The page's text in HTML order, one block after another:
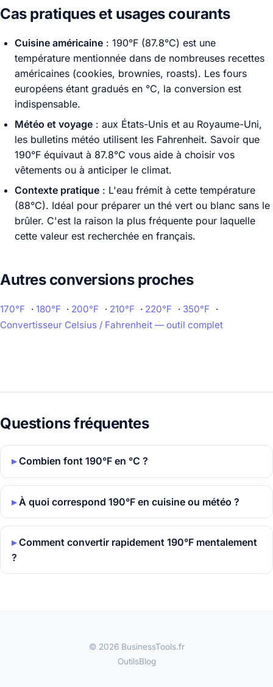
Cas pratiques et usages courants
Cuisine américaine : 190°F (87.8°C) est une
température mentionnée dans de nombreuses recettes
américaines (cookies, brownies, roasts). Les fours
européens étant gradués en °C, la conversion est
indispensable.
Météo et voyage : aux États-Unis et au Royaume-Uni,
les bulletins météo utilisent les Fahrenheit. Savoir que
190°F équivaut à 87.8°C vous aide à choisir vos
vêtements ou à anticiper le climat.
Contexte pratique : L'eau frémit à cette température
(88°C). Idéal pour préparer un thé vert ou blanc sans le
brûler. C'est la raison la plus fréquente pour laquelle
cette valeur est recherchée en français.
Autres conversions proches
170°F · 180°F · 200°F · 210°F · 220°F · 350°F
·
Convertisseur Celsius / Fahrenheit — outil complet
Questions fréquentes
Combien font 190°F en °C ?
À quoi correspond 190°F en cuisine ou météo ?
Comment convertir rapidement 190°F mentalement
?
© 2026 BusinessTools.fr
OutilsBlog